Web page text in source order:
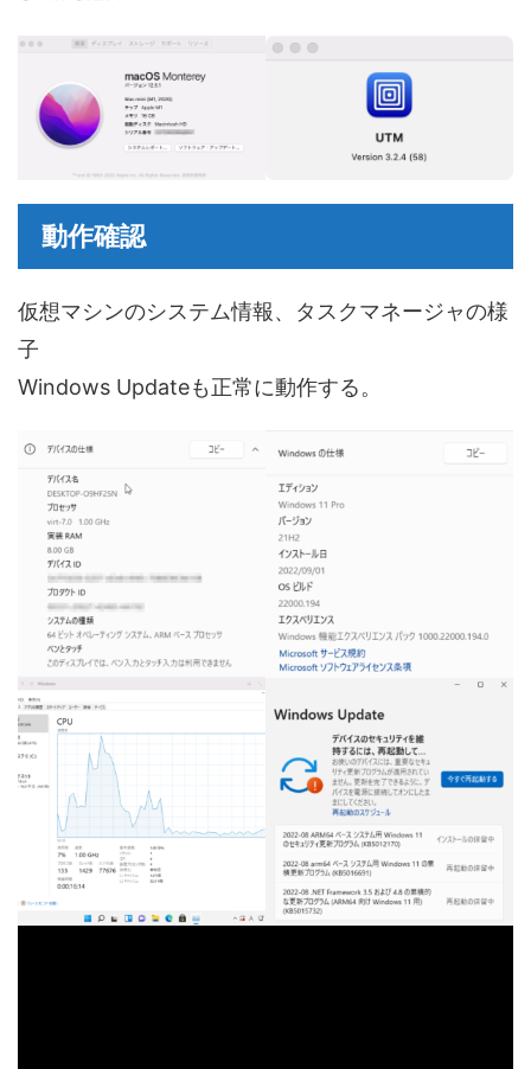
動作確認
仮想マシンのシステム情報、タスクマネージャの様
子
Windows Updateも正常に動作する。